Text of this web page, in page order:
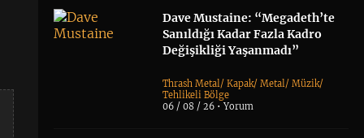
Dave Mustaine: “Megadeth’te
Sanıldığı Kadar Fazla Kadro
Değişikliği Yaşanmadı”
Thrash Metal/Kapak/Metal/Müzik/
Tehlikeli Bölge
06 / 08 / 26 •Yorum